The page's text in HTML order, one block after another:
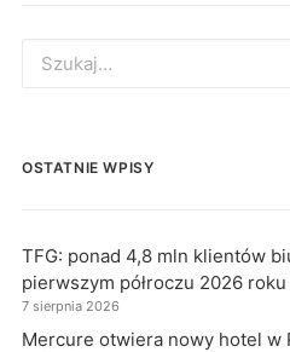
for:
OSTATNIE WPISY
TFG: ponad 4,8 mln klientów
pierwszym półroczu 2026 roku
7 sierpnia 2026
Mercure otwiera nowy hotel w